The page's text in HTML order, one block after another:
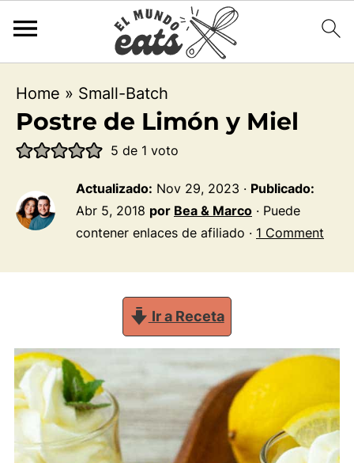
Home » Small-Batch
Postre de Limón y Miel
5 de 1 voto
Actualizado: Nov 29, 2023 · Publicado:
Abr 5, 2018 por Bea & Marco · Puede
contener enlaces de afiliado · 1 Comment
Ir a Receta